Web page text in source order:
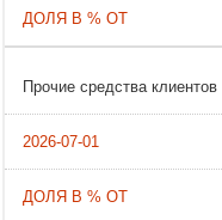
Прочие средства клиентов